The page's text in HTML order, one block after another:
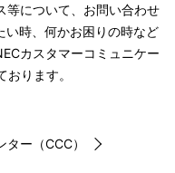
等について、お問い合わせ
い時、何かお困りの時など
カスタマーコミュニケー
ります。
ー（CCC）